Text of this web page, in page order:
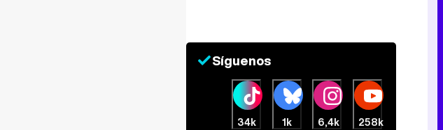
Síguenos
34k 1k 6,4k 258k